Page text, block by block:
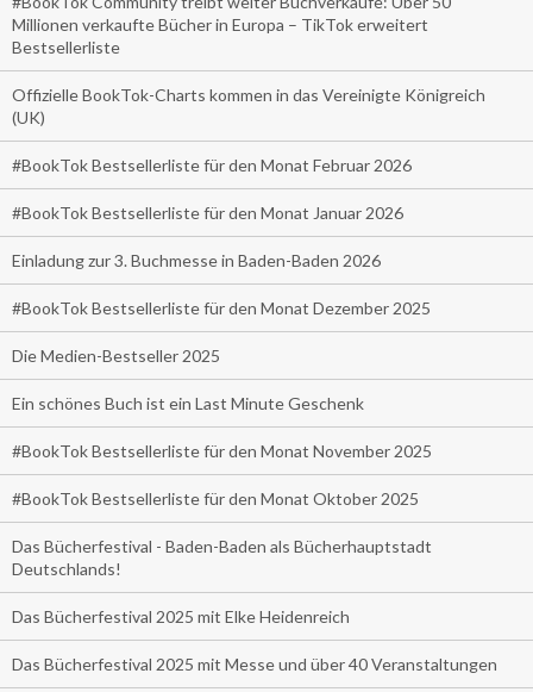
Millionen verkaufte Bücher in Europa – TikTok erweitert
Bestsellerliste
Offizielle BookTok-Charts kommen in das Vereinigte Königreich
(UK)
#BookTok Bestsellerliste für den Monat Februar 2026
#BookTok Bestsellerliste für den Monat Januar 2026
Einladung zur 3. Buchmesse in Baden-Baden 2026
#BookTok Bestsellerliste für den Monat Dezember 2025
Die Medien-Bestseller 2025
Ein schönes Buch ist ein Last Minute Geschenk
#BookTok Bestsellerliste für den Monat November 2025
#BookTok Bestsellerliste für den Monat Oktober 2025
Das Bücherfestival - Baden-Baden als Bücherhauptstadt
Deutschlands!
Das Bücherfestival 2025 mit Elke Heidenreich
Das Bücherfestival 2025 mit Messe und über 40 Veranstaltungen